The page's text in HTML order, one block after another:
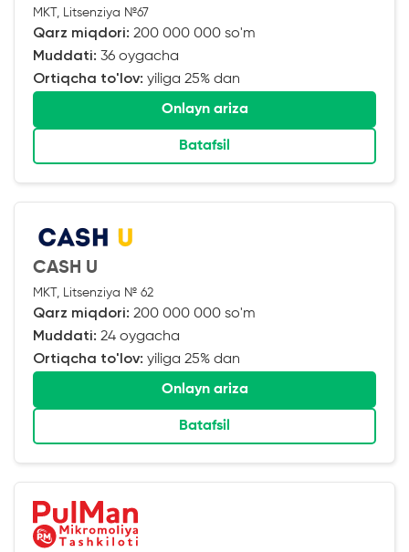
MKT, Litsenziya №67
Qarz miqdori: 200 000 000 so'm
Muddati: 36 oygacha
Ortiqcha to'lov: yiliga 25% dan
Onlayn ariza
Batafsil
CASH U
MKT, Litsenziya № 62
Qarz miqdori: 200 000 000 so'm
Muddati: 24 oygacha
Ortiqcha to'lov: yiliga 25% dan
Onlayn ariza
Batafsil